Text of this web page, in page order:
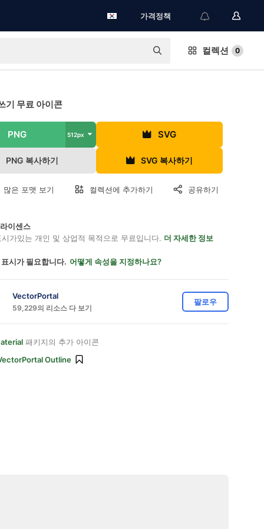
가격정책
컬렉션 0
기 무료 아이콘
PNG 512px SVG
PNG 복사하기 SVG 복사하기
많은 포맷 보기 컬렉션에 추가하기 공유하기
이센스
가있는 개인 및 상업적 목적으로 무료입니다. 더 자세한 정보
시가 필요합니다. 어떻게 속성을 지정하나요?
VectorPortal
59,229의 리소스 다 보기
팔로우
패키지의 추가 아이콘
Outline